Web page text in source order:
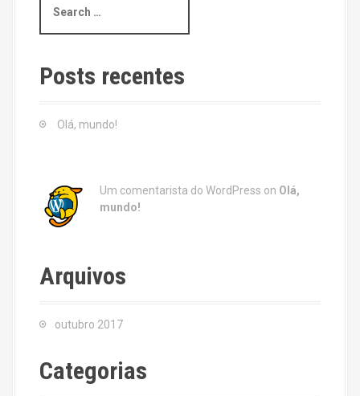
a
c
h
Posts recentes
Olá, mundo!
Um comentarista do WordPress on Olá,
mundo!
Arquivos
outubro 2017
Categorias